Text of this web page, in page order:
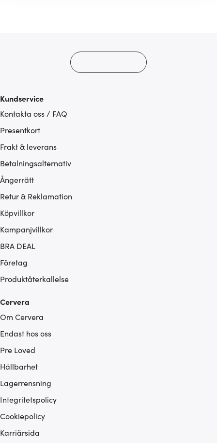
Kundservice
Kontakta oss / FAQ
Presentkort
Frakt & leverans
Betalningsalternativ
Ångerrätt
Retur & Reklamation
Köpvillkor
Kampanjvillkor
BRA DEAL
Företag
Produktåterkallelse
Cervera
Om Cervera
Endast hos oss
Pre Loved
Hållbarhet
Lagerrensning
Integritetspolicy
Cookiepolicy
Karriärsida